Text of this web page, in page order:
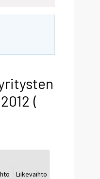
(
Liikevaihto